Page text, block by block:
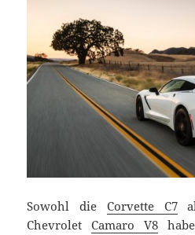
Sowohl die Corvette C7
ChevroletCamaro V8